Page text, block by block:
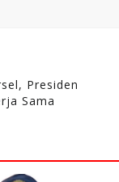
Presiden
Sama